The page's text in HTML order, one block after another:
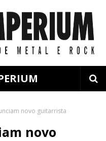
novo guitarrista
novo